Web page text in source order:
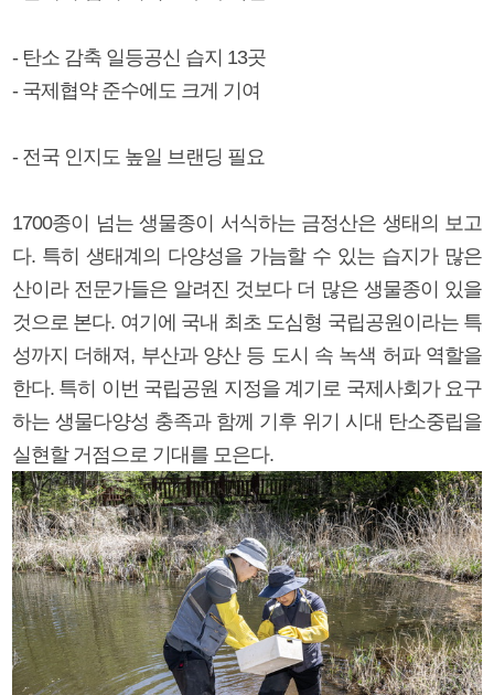
- 탄소 감축 일등공신 습지 13곳
- 국제협약 준수에도 크게 기여
- 전국 인지도 높일 브랜딩 필요
1700종이 넘는 생물종이 서식하는 금정산은 생태의 보고
다. 특히 생태계의 다양성을 가늠할 수 있는 습지가 많은
산이라 전문가들은 알려진 것보다 더 많은 생물종이 있을
것으로 본다. 여기에 국내 최초 도심형 국립공원이라는 특
성까지 더해져, 부산과 양산 등 도시 속 녹색 허파 역할을
한다. 특히 이번 국립공원 지정을 계기로 국제사회가 요구
하는 생물다양성 충족과 함께 기후 위기 시대 탄소중립을
실현할 거점으로 기대를 모은다.